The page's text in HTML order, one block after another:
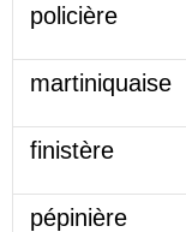
policière
martiniquaise
finistère
pépinière